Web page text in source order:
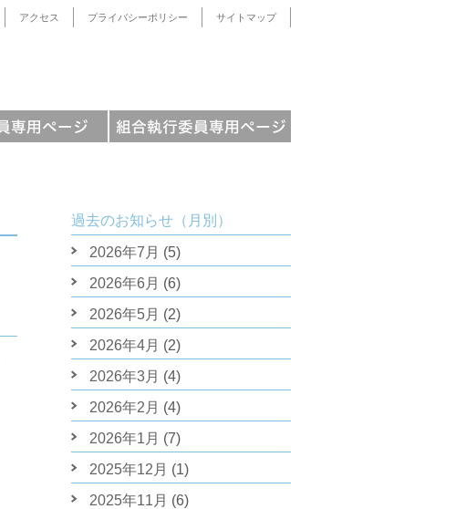
アクセス プライバシーポリシー サイトマップ
過去のお知らせ（月別）
2026年7月 (5)
2026年6月 (6)
2026年5月 (2)
2026年4月 (2)
2026年3月 (4)
2026年2月 (4)
2026年1月 (7)
2025年12月 (1)
2025年11月 (6)